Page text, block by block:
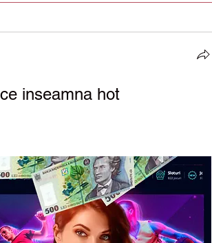
inseamna hot